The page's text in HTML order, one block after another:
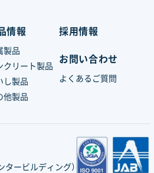
情報
製品
クリート製品
し製品
他製品
採用情報
お問い合わせ
よくあるご質問
タービルディング）